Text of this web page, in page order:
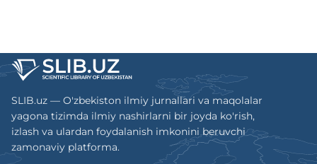
SLIB.uz — O'zbekiston ilmiy jurnallari va maqolalar
yagona tizimda ilmiy nashirlarni bir joyda ko'rish,
izlash va ulardan foydalanish imkonini beruvchi
zamonaviy platforma.